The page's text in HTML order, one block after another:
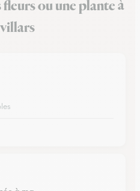
ou une plante à